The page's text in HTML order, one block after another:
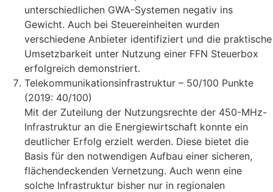
unterschiedlichen GWA-Systemen negativ ins
Gewicht. Auch bei Steuereinheiten wurden
verschiedene Anbieter identifiziert und die praktische
Umsetzbarkeit unter Nutzung einer FFN Steuerbox
erfolgreich demonstriert.
Telekommunikationsinfrastruktur – 50/100 Punkte
(2019: 40/100)
Mit der Zuteilung der Nutzungsrechte der 450-MHz-
Infrastruktur an die Energiewirtschaft konnte ein
deutlicher Erfolg erzielt werden. Diese bietet die
Basis für den notwendigen Aufbau einer sicheren,
flächendeckenden Vernetzung. Auch wenn eine
solche Infrastruktur bisher nur in regionalen